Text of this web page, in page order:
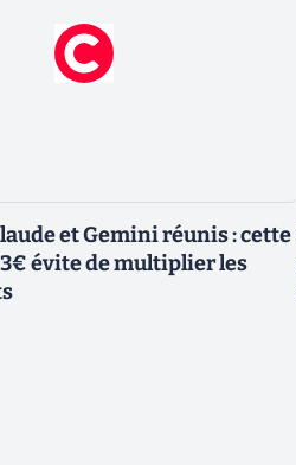
et Gemini réunis : cette
évite de multiplier les